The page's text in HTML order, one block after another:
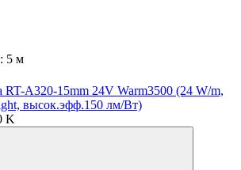
5 м
RT-A320-15mm 24V Warm3500 (24 W/m,
высок.эфф.150 лм/Вт)
K